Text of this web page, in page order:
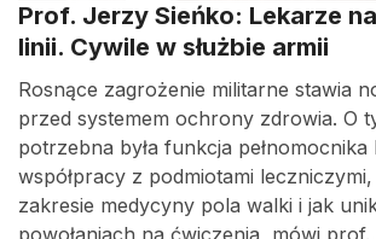
Prof. Jerzy Sieńko: Lekarze
linii. Cywile w służbie armii
Rosnące zagrożenie militarne stawia
przed systemem ochrony zdrowia. O
potrzebna była funkcja pełnomocnika
współpracy z podmiotami
zakresie medycyny pola walki i jak
powołaniach na ćwiczenia, mówi prof.